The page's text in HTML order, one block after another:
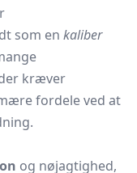
som en kaliber
kræver
fordele ved at
og nøjagtighed,